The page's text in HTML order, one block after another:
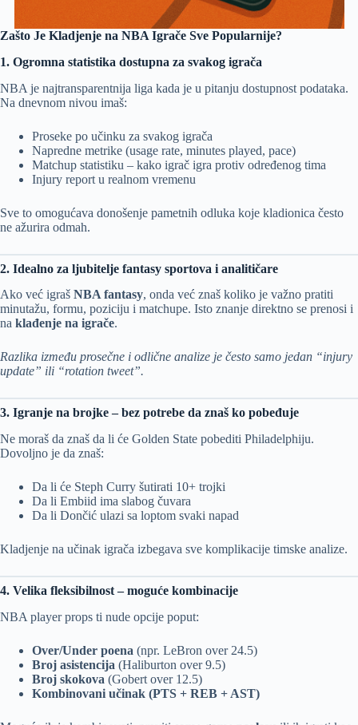
Zašto Je Kladjenje na NBA Igrače Sve Popularnije?
1. Ogromna statistika dostupna za svakog igrača
NBA je najtransparentnija liga kada je u pitanju dostupnost podataka.
Na dnevnom nivou imaš:
Proseke po učinku za svakog igrača
Napredne metrike (usage rate, minutes played, pace)
Matchup statistiku – kako igrač igra protiv određenog tima
Injury report u realnom vremenu
Sve to omogućava donošenje pametnih odluka koje kladionica često
ne ažurira odmah.
2. Idealno za ljubitelje fantasy sportova i analitičare
Ako već igraš NBA fantasy, onda već znaš koliko je važno pratiti
minutažu, formu, poziciju i matchupe. Isto znanje direktno se prenosi i
na klađenje na igrače.
Razlika između prosečne i odlične analize je često samo jedan “injury
update” ili “rotation tweet”.
3. Igranje na brojke – bez potrebe da znaš ko pobeđuje
Ne moraš da znaš da li će Golden State pobediti Philadelphiju.
Dovoljno je da znaš:
Da li će Steph Curry šutirati 10+ trojki
Da li Embiid ima slabog čuvara
Da li Dončić ulazi sa loptom svaki napad
Kladjenje na učinak igrača izbegava sve komplikacije timske analize.
4. Velika fleksibilnost – moguće kombinacije
NBA player props ti nude opcije poput:
Over/Under poena (npr. LeBron over 24.5)
Broj asistencija (Haliburton over 9.5)
Broj skokova (Gobert over 12.5)
Kombinovani učinak (PTS + REB + AST)